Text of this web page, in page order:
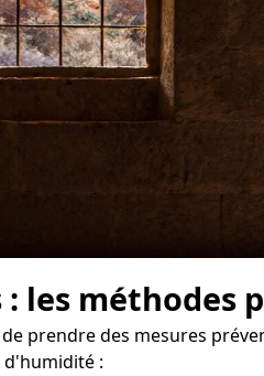
méthodes
prendre des mesures
: